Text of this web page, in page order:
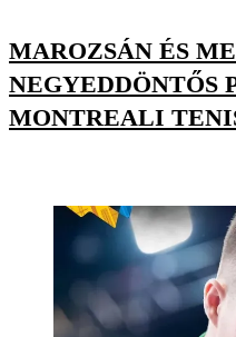
MAROZSÁN ÉS
NEGYEDDÖNTŐS
MONTREALI